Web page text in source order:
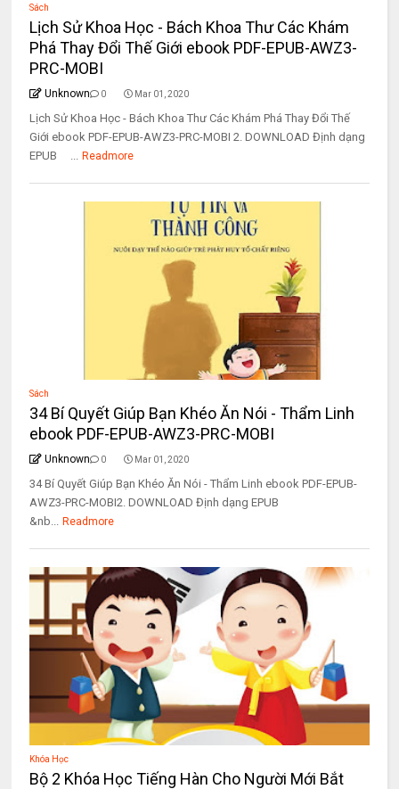
Sách
Lịch Sử Khoa Học - Bách Khoa Thư Các Khám
Phá Thay Đổi Thế Giới ebook PDF-EPUB-AWZ3-
PRC-MOBI
Unknown 0 Mar 01, 2020
Lịch Sử Khoa Học - Bách Khoa Thư Các Khám Phá Thay Đổi Thế
Giới ebook PDF-EPUB-AWZ3-PRC-MOBI 2. DOWNLOAD Định dạng
EPUB ... Readmore
Sách
34 Bí Quyết Giúp Bạn Khéo Ăn Nói - Thẩm Linh
ebook PDF-EPUB-AWZ3-PRC-MOBI
Unknown 0 Mar 01, 2020
34 Bí Quyết Giúp Bạn Khéo Ăn Nói - Thẩm Linh ebook PDF-EPUB-
AWZ3-PRC-MOBI2. DOWNLOAD Định dạng EPUB
&nb... Readmore
Khóa Học
Bộ 2 Khóa Học Tiếng Hàn Cho Người Mới Bắt